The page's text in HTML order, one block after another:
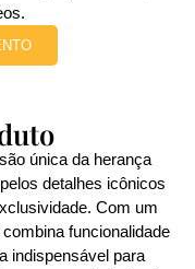
única da herança
detalhes icônicos
Com um
funcionalidade
indispensável para